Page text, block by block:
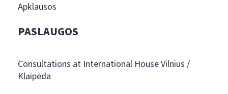
Apklausos
PASLAUGOS
Consultations at International House Vilnius /
Klaipėda